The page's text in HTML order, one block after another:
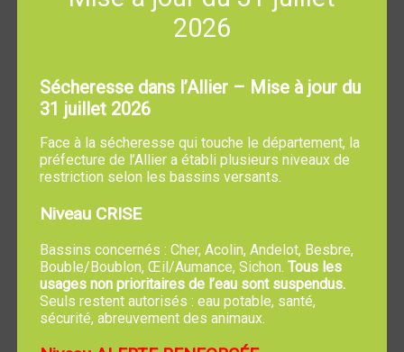
Extensions autorisées : jpg, jpeg, png, gif, pdf
Veuillez sélectionner *
Arbre / Espace vert
Avaloir / Egout
Panneau de signalisation détérioré,
manquant ou illisible
Détérioration chaussée, trottoir,
passerelle...
Eclairage public défectueux
Graffiti / Vandalisme
2026
Sécheresse dans l’Allier – Mise à jour du
31 juillet 2026
Face à la sécheresse qui touche le département, la
préfecture de l’Allier a établi plusieurs niveaux de
restriction selon les bassins versants.
Niveau CRISE
Bassins concernés : Cher, Acolin, Andelot, Besbre,
Bouble/Boublon, Œil/Aumance, Sichon. Tous les
usages non prioritaires de l’eau sont suspendus.
Seuls restent autorisés : eau potable, santé,
sécurité, abreuvement des animaux.